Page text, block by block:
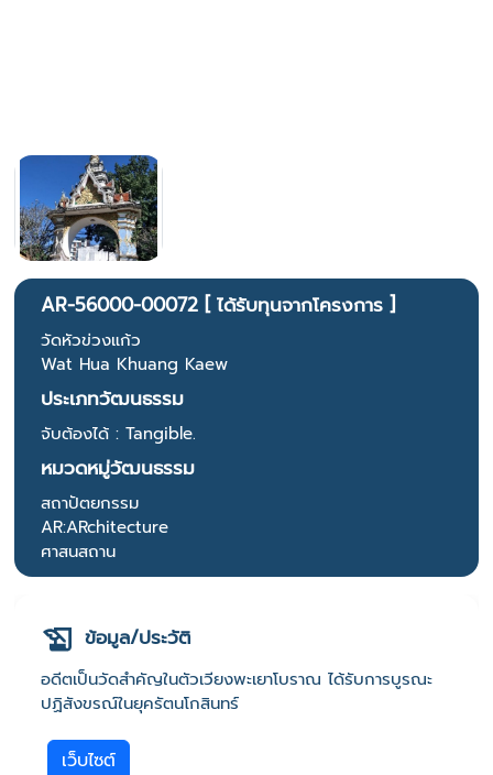
AR-56000-00072 [ ได้รับทุนจากโครงการ ]
วัดหัวข่วงแก้ว
Wat Hua Khuang Kaew
ประเภทวัฒนธรรม
จับต้องได้ : Tangible.
หมวดหมู่วัฒนธรรม
สถาปัตยกรรม
AR:ARchitecture
ศาสนสถาน
ข้อมูล/ประวัติ
อดีตเป็นวัดสำคัญในตัวเวียงพะเยาโบราณ ได้รับการบูรณะ
ปฏิสังขรณ์ในยุครัตนโกสินทร์
เว็บไซต์